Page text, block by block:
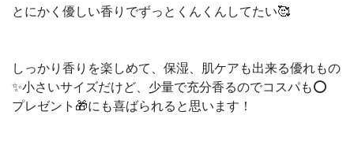
とにかく優しい香りでずっとくんくんしてたい🥰
しっかり香りを楽しめて、保湿、肌ケアも出来る優れもの
✨小さいサイズだけど、少量で充分香るのでコスパも⭕️
プレゼント🎁にも喜ばられると思います！